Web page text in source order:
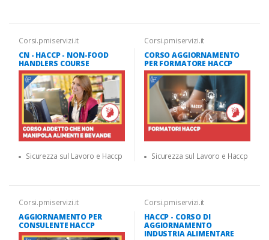
Corsi.pmiservizi.it
CN - HACCP - NON-FOOD
HANDLERS COURSE
Sicurezza sul Lavoro e Haccp
Corsi.pmiservizi.it
CORSO AGGIORNAMENTO
PER FORMATORE HACCP
Sicurezza sul Lavoro e Haccp
Corsi.pmiservizi.it
AGGIORNAMENTO PER
CONSULENTE HACCP
Corsi.pmiservizi.it
HACCP - CORSO DI
AGGIORNAMENTO
INDUSTRIA ALIMENTARE